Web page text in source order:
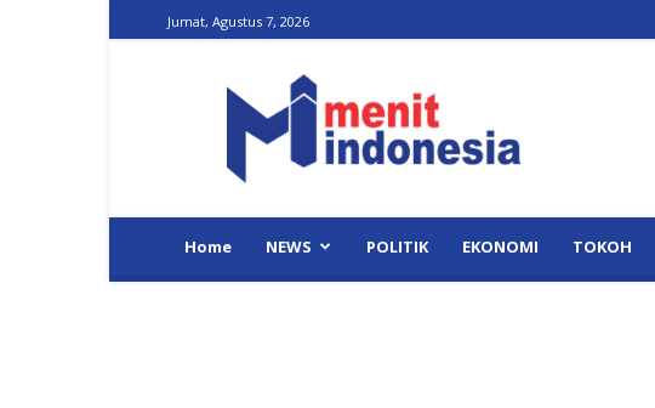
Jumat, Agustus 7, 2026
Indonesia
Home NEWS POLITIK EKONOMI TOKOH